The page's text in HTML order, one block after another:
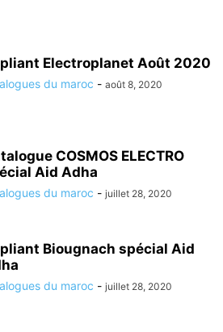
Electroplanet Août 2020
du maroc - août 8, 2020
COSMOS ELECTRO
Aid Adha
du maroc - juillet 28, 2020
Biougnach spécial Aid
du maroc - juillet 28, 2020